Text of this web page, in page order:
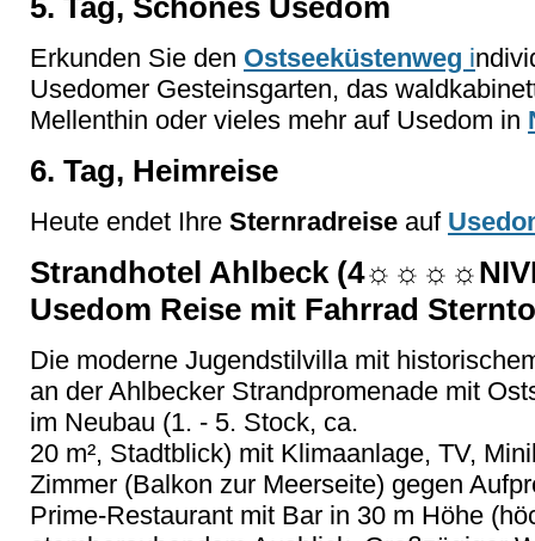
Erkunden Sie den Ostseeküstenweg i
Usedomer Gesteinsgarten, das
Mellenthin oder vieles mehr auf Usedom in
6. Tag, Heimreise
Heute endet Ihre Sternradreise auf
Strandhotel Ahlbeck
Usedom Reise mit Fahrrad
Die moderne Jugendstilvilla mit
an der Ahlbecker Strandpromenade mit
im Neubau (1. - 5. Stock, ca.
20 m², Stadtblick) mit Klimaanlage, TV,
Zimmer (Balkon zur Meerseite) gegen
Prime-Restaurant mit Bar in 30 m Höhe